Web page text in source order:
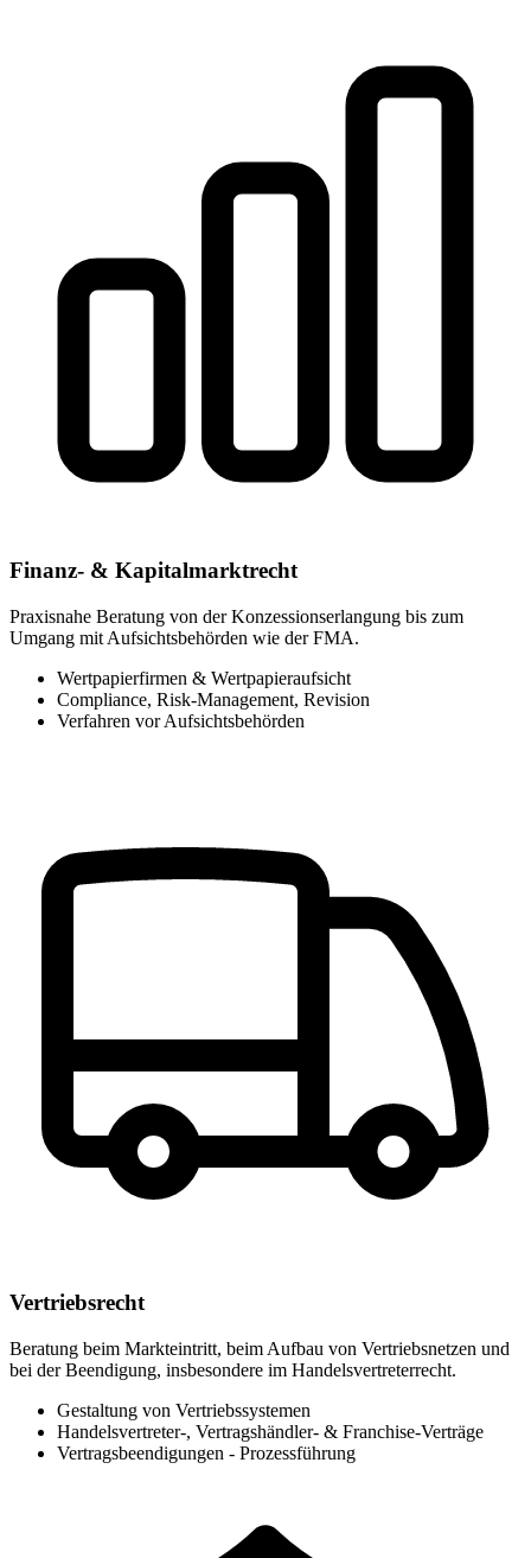
Finanz- & Kapitalmarktrecht
Praxisnahe Beratung von der Konzessionserlangung bis zum
Umgang mit Aufsichtsbehörden wie der FMA.
Wertpapierfirmen & Wertpapieraufsicht
Compliance, Risk-Management, Revision
Verfahren vor Aufsichtsbehörden
Vertriebsrecht
Beratung beim Markteintritt, beim Aufbau von Vertriebsnetzen und
bei der Beendigung, insbesondere im Handelsvertreterrecht.
Gestaltung von Vertriebssystemen
Handelsvertreter-, Vertragshändler- & Franchise-Verträge
Vertragsbeendigungen - Prozessführung